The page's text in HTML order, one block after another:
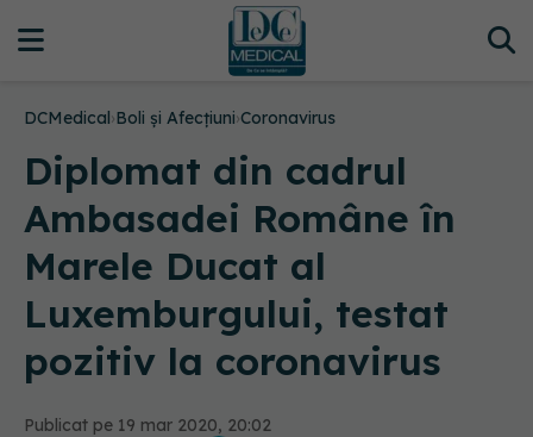
DCMedical›Boli și Afecțiuni›Coronavirus
Diplomat din cadrul
Ambasadei Române în
Marele Ducat al
Luxemburgului, testat
pozitiv la coronavirus
Publicat pe 19 mar 2020, 20:02